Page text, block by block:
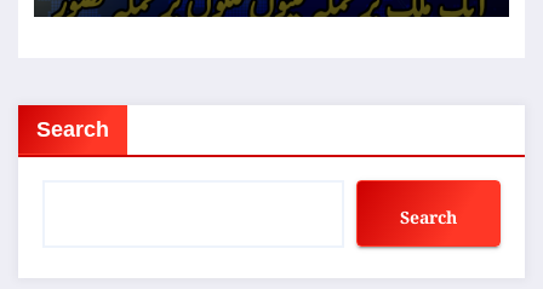
Search
Search